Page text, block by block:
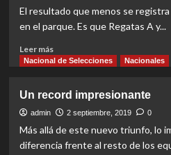
Rosario
El resultado que menos se
en el parque. Es que Regatas A y...
Leer másRead
more
olvidaron
de
los
goles
Nacional de Selecciones Nacionales
Un record impresionante
admin 2 septiembre, 2019 0
Más allá de este nuevo triunfo, lo
diferencia frente al resto de los